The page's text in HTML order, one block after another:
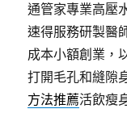
通管家專業高壓
速得服務研製醫
成本小額創業，
打開毛孔和縫隙
方法推薦活飲瘦